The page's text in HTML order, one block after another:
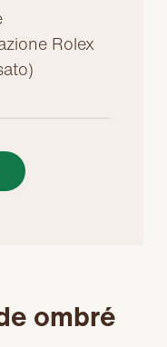
Rolex
ombré